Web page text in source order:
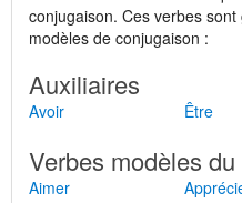
conjugaison. Ces verbes
modèles de conjugaison :
Auxiliaires
Avoir Être
Verbes modèles
Aimer